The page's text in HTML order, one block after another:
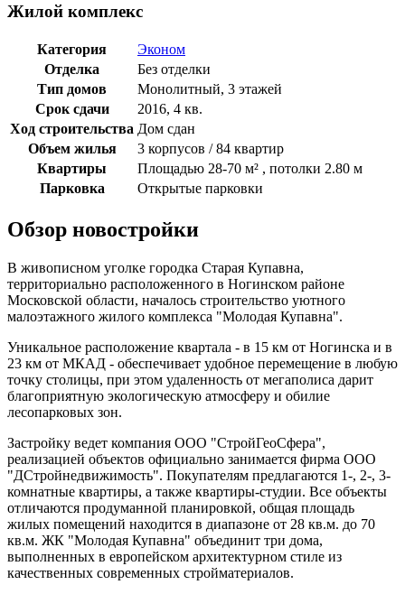
Жилой комплекс
Категория
Эконом
Отделка
Без отделки
Тип домов
Монолитный, 3 этажей
Срок сдачи
2016, 4 кв.
Ход строительства Дом сдан
Объем жилья
3 корпусов / 84 квартир
Квартиры
Площадью 28-70 м² , потолки 2.80 м
Парковка
Открытые парковки
Обзор новостройки
В живописном уголке городка Старая Купавна,
территориально расположенного в Ногинском районе
Московской области, началось строительство уютного
малоэтажного жилого комплекса "Молодая Купавна".
Уникальное расположение квартала - в 15 км от Ногинска и в
23 км от МКАД - обеспечивает удобное перемещение в любую
точку столицы, при этом удаленность от мегаполиса дарит
благоприятную экологическую атмосферу и обилие
лесопарковых зон.
Застройку ведет компания ООО "СтройГеоСфера",
реализацией объектов официально занимается фирма ООО
"ДСтройнедвижимость". Покупателям предлагаются 1-, 2-, 3-
комнатные квартиры, а также квартиры-студии. Все объекты
отличаются продуманной планировкой, общая площадь
жилых помещений находится в диапазоне от 28 кв.м. до 70
кв.м. ЖК "Молодая Купавна" объединит три дома,
выполненных в европейском архитектурном стиле из
качественных современных стройматериалов.